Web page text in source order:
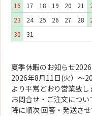
16
17 18 19 20 21
23
24 25 26 27 28
30
31
夏季休暇のお知らせ2026
2026年8月11日(火）～
より平常どおり営業致
お問合せ・ご注文につ
降に順次 回答・発送させ